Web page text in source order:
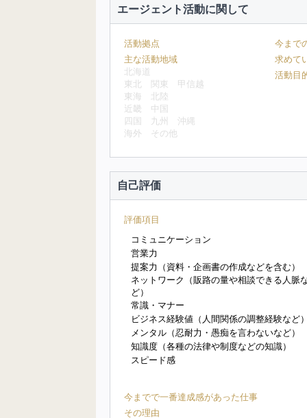
エージェント活動に関して
活動拠点
主な活動地域
北海道
東北
関東
甲信越
東海
北陸
近畿
中国
四国
九州
沖縄
海外
その他
今まで
求めて
活動目
自己評価
評価項目
コミュニケーション
営業力
提案力（資料・企画書の作成などを含む）
ネットワーク（販路の量や相談できる人脈
ど）
常識・マナー
ビジネス経験値（人間関係の調整経験など
メンタル（忍耐力・愚痴を言わないなど）
知識度（各種の法律や制度などの知識）
スピード感
今までで一番達成感があった仕事
その理由